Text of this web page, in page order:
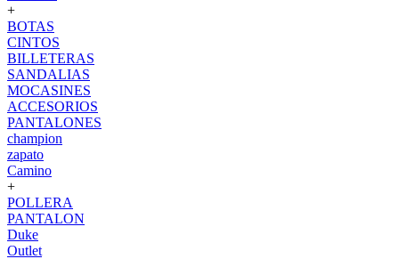
+
BOTAS
CINTOS
BILLETERAS
SANDALIAS
MOCASINES
ACCESORIOS
PANTALONES
champion
zapato
Camino
+
POLLERA
PANTALON
Duke
Outlet